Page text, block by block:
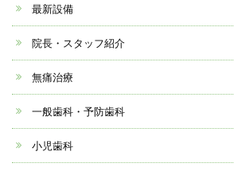
最新設備
院長・スタッフ紹介
無痛治療
一般歯科・予防歯科
小児歯科